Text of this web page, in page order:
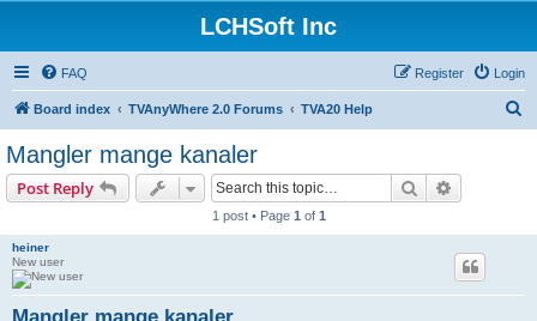
LCHSoft Inc
FAQ Login
Register
Board index TVAnyWhere 2.0 Forums TVA20 Help
Mangler mange kanaler
Post Reply Search
1 post • Page 1 of 1
heiner
New user